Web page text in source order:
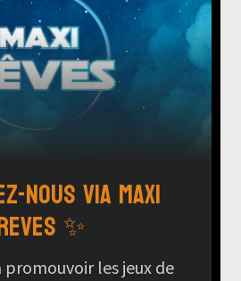
nous via Maxi
✨
promouvoir les jeux de